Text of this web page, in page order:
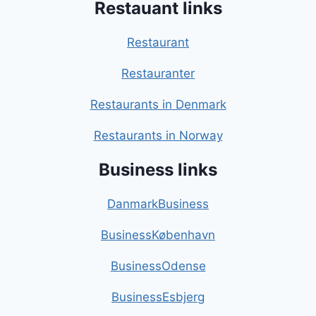
Restauant links
Restaurant
Restauranter
Restaurants in Denmark
Restaurants in Norway
Business links
DanmarkBusiness
BusinessKøbenhavn
BusinessOdense
BusinessEsbjerg